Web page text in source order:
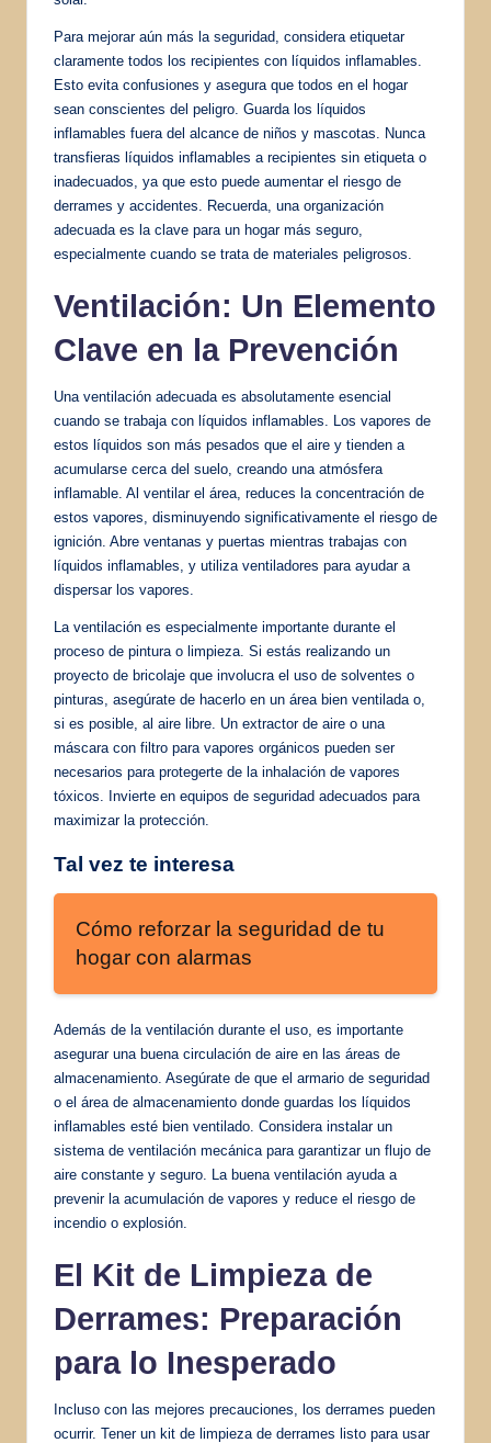
Para mejorar aún más la seguridad, considera etiquetar
claramente todos los recipientes con líquidos inflamables.
Esto evita confusiones y asegura que todos en el hogar
sean conscientes del peligro. Guarda los líquidos
inflamables fuera del alcance de niños y mascotas. Nunca
transfieras líquidos inflamables a recipientes sin etiqueta o
inadecuados, ya que esto puede aumentar el riesgo de
derrames y accidentes. Recuerda, una organización
adecuada es la clave para un hogar más seguro,
especialmente cuando se trata de materiales peligrosos.
Ventilación: Un Elemento
Clave en la Prevención
Una ventilación adecuada es absolutamente esencial
cuando se trabaja con líquidos inflamables. Los vapores de
estos líquidos son más pesados que el aire y tienden a
acumularse cerca del suelo, creando una atmósfera
inflamable. Al ventilar el área, reduces la concentración de
estos vapores, disminuyendo significativamente el riesgo de
ignición. Abre ventanas y puertas mientras trabajas con
líquidos inflamables, y utiliza ventiladores para ayudar a
dispersar los vapores.
La ventilación es especialmente importante durante el
proceso de pintura o limpieza. Si estás realizando un
proyecto de bricolaje que involucra el uso de solventes o
pinturas, asegúrate de hacerlo en un área bien ventilada o,
si es posible, al aire libre. Un extractor de aire o una
máscara con filtro para vapores orgánicos pueden ser
necesarios para protegerte de la inhalación de vapores
tóxicos. Invierte en equipos de seguridad adecuados para
maximizar la protección.
Tal vez te interesa
Cómo reforzar la seguridad de tu
hogar con alarmas
Además de la ventilación durante el uso, es importante
asegurar una buena circulación de aire en las áreas de
almacenamiento. Asegúrate de que el armario de seguridad
o el área de almacenamiento donde guardas los líquidos
inflamables esté bien ventilado. Considera instalar un
sistema de ventilación mecánica para garantizar un flujo de
aire constante y seguro. La buena ventilación ayuda a
prevenir la acumulación de vapores y reduce el riesgo de
incendio o explosión.
El Kit de Limpieza de
Derrames: Preparación
para lo Inesperado
Incluso con las mejores precauciones, los derrames pueden
ocurrir. Tener un kit de limpieza de derrames listo para usar